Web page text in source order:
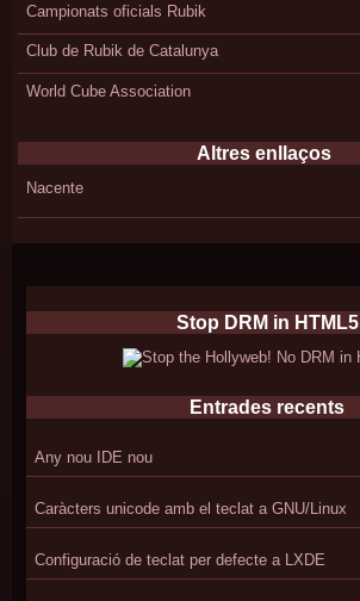
Campionats oficials Rubik
Club de Rubik de Catalunya
World Cube Association
Altres enllaços
Nacente
Stop DRM in HTML5
Entrades recents
Any nou IDE nou
Caràcters unicode amb el teclat a GNU/Linux
Configuració de teclat per defecte a LXDE